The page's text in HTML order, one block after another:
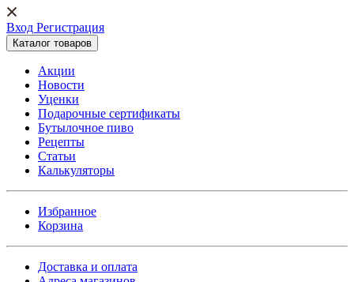
Вход Регистрация
Каталог товаров
Акции
Новости
Уценки
Подарочные сертификаты
Бутылочное пиво
Рецепты
Статьи
Калькуляторы
Избранное
Корзина
Доставка и оплата